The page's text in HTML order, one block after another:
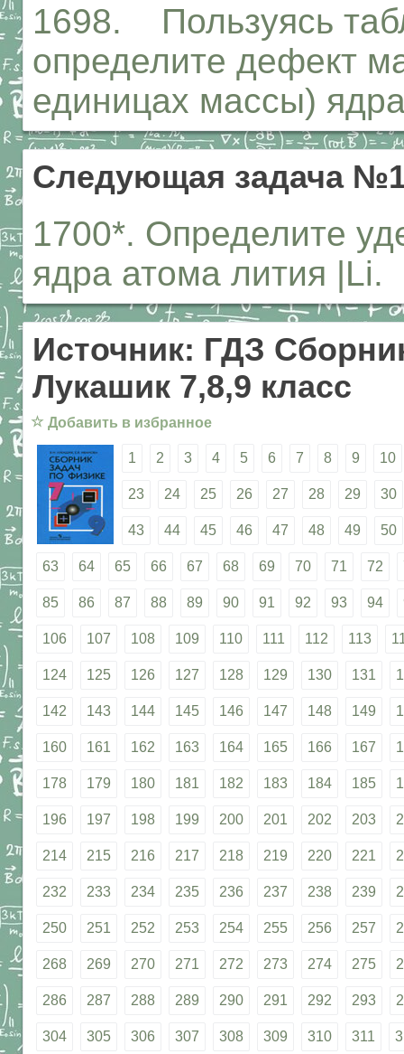
1698. Пользуясь
определите дефект
единицах массы)
Следующая задача
1700*. Определите
ядра атома лития |Li.
Источник: ГДЗ
Лукашик 7,8,9 класс
☆ Добавить в избранное
1 2 3 4 5 6 7 8 9 10
23 24 25 26 27 28 29 30
43 44 45 46 47 48 49 50
63 64 65 66 67 68 69 70 71 72
85 86 87 88 89 90 91 92 93 94
106 107 108 109 110 111 112 113
124 125 126 127 128 129 130 131
142 143 144 145 146 147 148 149
160 161 162 163 164 165 166 167
178 179 180 181 182 183 184 185
196 197 198 199 200 201 202 203
214 215 216 217 218 219 220 221
232 233 234 235 236 237 238 239
250 251 252 253 254 255 256 257
268 269 270 271 272 273 274 275
286 287 288 289 290 291 292 293
304 305 306 307 308 309 310 311